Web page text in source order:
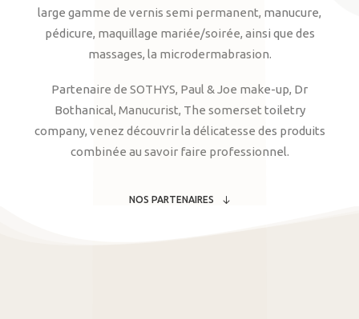
large gamme de vernis semi permanent, manucure,
pédicure, maquillage mariée/soirée, ainsi que des
massages, la microdermabrasion.
Partenaire de SOTHYS, Paul & Joe make-up, Dr
Bothanical, Manucurist, The somerset toiletry
company, venez découvrir la délicatesse des produits
combinée au savoir faire professionnel.
NOS PARTENAIRES